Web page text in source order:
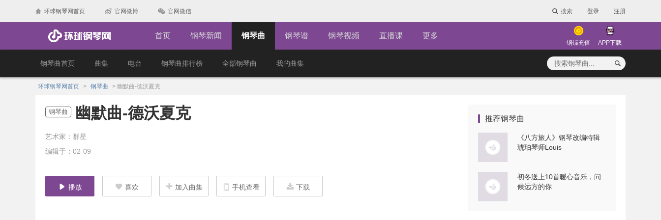
环球钢琴网首页 官网微博 官网微信 搜索 登录 注册
首页 钢琴新闻 钢琴曲 钢琴谱 钢琴视频 直播课 更多
钢镚充值 APP下载
钢琴曲首页 曲集 电台 钢琴曲排行榜 全部钢琴曲 我的曲集
环球钢琴网首页 > 钢琴曲 > 幽默曲-德沃夏克
钢琴曲 幽默曲-德沃夏克
艺术家：群星
编辑于：02-09
播放 喜欢 加入曲集 手机查看 下载
推荐钢琴曲
《八方旅人》钢琴改编特辑
琥珀琴师Louis
初冬送上10首暖心音乐，问
候远方的你